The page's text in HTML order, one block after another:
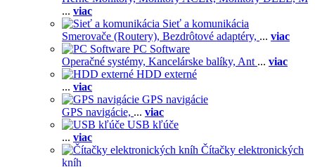
... viac
Sieť a komunikácia
Smerovače (Routery), Bezdrôtové adaptéry, ... viac
PC Software
Operačné systémy, Kancelárske balíky, Ant ... viac
HDD externé
... viac
GPS navigácie
GPS navigácie, ... viac
USB kľúče
... viac
Čítačky elektronických
kníh